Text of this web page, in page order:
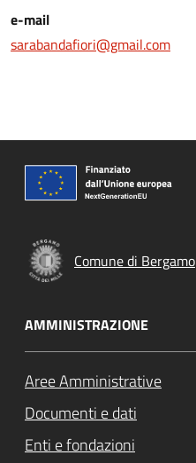
e-mail
sarabandafiori@gmail.com
Comune di Bergamo
AMMINISTRAZIONE
Aree Amministrative
Documenti e dati
Enti e fondazioni